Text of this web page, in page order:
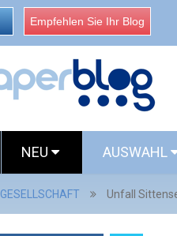
Empfehlen Sie Ihr Blog
NEU AUSWAHL
GESELLSCHAFT Unfall